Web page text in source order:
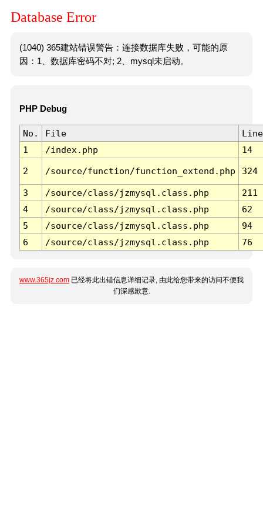
Database Error
(1040) 365建站错误警告：连接数据库失败，可能的原
因：1、数据库密码不对; 2、mysql未启动。
PHP Debug
No. File
Line
1
/index.php 14
2 /source/function/function_extend.php 324
3 /source/class/jzmysql.class.php
211
4
/source/class/jzmysql.class.php
62
5
/source/class/jzmysql.class.php
94
6
/source/class/jzmysql.class.php 76
www.365jz.com 已经将此出错信息详细记录, 由此给您带来的访问不便我
们深感歉意.